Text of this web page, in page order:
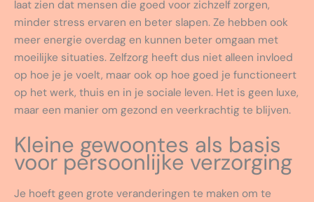
laat zien dat mensen die goed voor zichzelf zorgen,
minder stress ervaren en beter slapen. Ze hebben ook
meer energie overdag en kunnen beter omgaan met
moeilijke situaties. Zelfzorg heeft dus niet alleen invloed
op hoe je je voelt, maar ook op hoe goed je functioneert
op het werk, thuis en in je sociale leven. Het is geen luxe,
maar een manier om gezond en veerkrachtig te blijven.
Kleine gewoontes als basis
voor persoonlijke verzorging
Je hoeft geen grote veranderingen te maken om te